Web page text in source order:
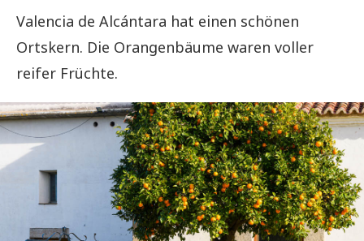
Valencia de Alcántara hat einen schönen
Ortskern. Die Orangenbäume waren voller
reifer Früchte.